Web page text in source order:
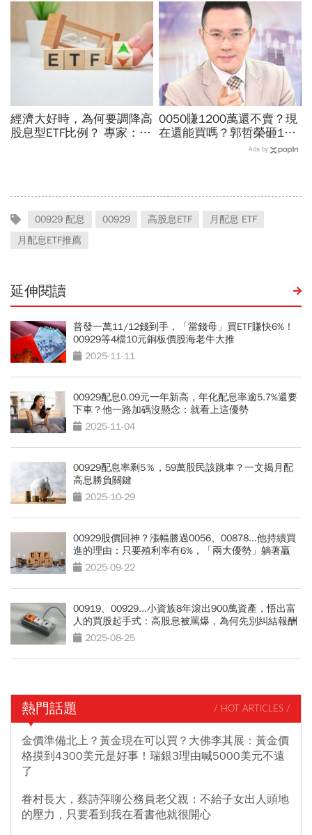
周冠男都說009826上市是
邁大步？
海老牛說，這種人不適合
買？
經濟大好時，為何要調降高
股息型ETF比例？ 專家：用
0050賺1200萬還不賣？現
在還能買嗎？郭哲榮砸1億
狂掃1100張揭出場點位：4
Ads by
00929 配息 00929 高股息ETF
月配息 ETF
月配息ETF推薦
延伸閱讀
普發一萬11/12錢到手，「當錢母」買ETF賺快6%！
00929等4檔10元銅板價股海老牛大推
2025-11-11
00929配息0.09元一年新高，年化配息率逾5.7%還要
下車？他一路加碼沒懸念：就看上這優勢
2025-11-04
00929配息率剩5％，59萬股民該跳車？一文揭月配
高息勝負關鍵
2025-10-29
00929股價回神？漲幅勝過0056、00878...他持續買
進的理由：只要殖利率有6%，「兩大優勢」躺著贏
2025-09-22
00919、00929...小資族8年滾出900萬資產，悟出富
人的買股起手式：高股息被罵爆，為何先別糾結報酬
率 2025-08-25
熱門話題 / HOT ARTICLES /
金價準備北上？黃金現在可以買？大佛李其展：黃金價
格摸到4300美元是好事！瑞銀3理由喊5000美元不遠
了
眷村長大，蔡詩萍聊公務員老父親：不給子女出人頭地
的壓力，只要看到我在看書他就很開心